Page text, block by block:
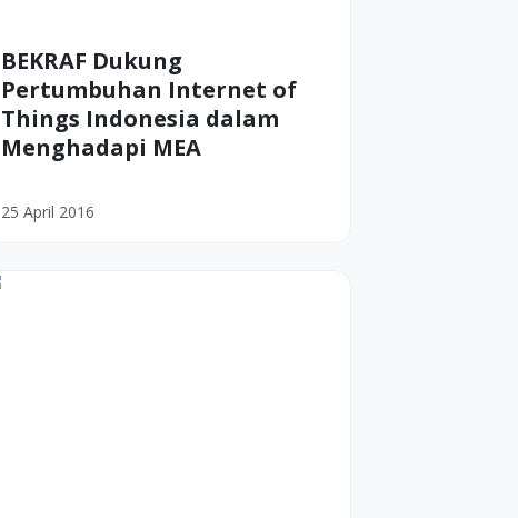
BEKRAF Dukung
Pertumbuhan Internet of
Things Indonesia dalam
Menghadapi MEA
25 April 2016